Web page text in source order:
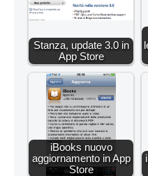
Stanza, update 3.0 in
App Store
iBooks nuovo
aggiornamento in App
Store